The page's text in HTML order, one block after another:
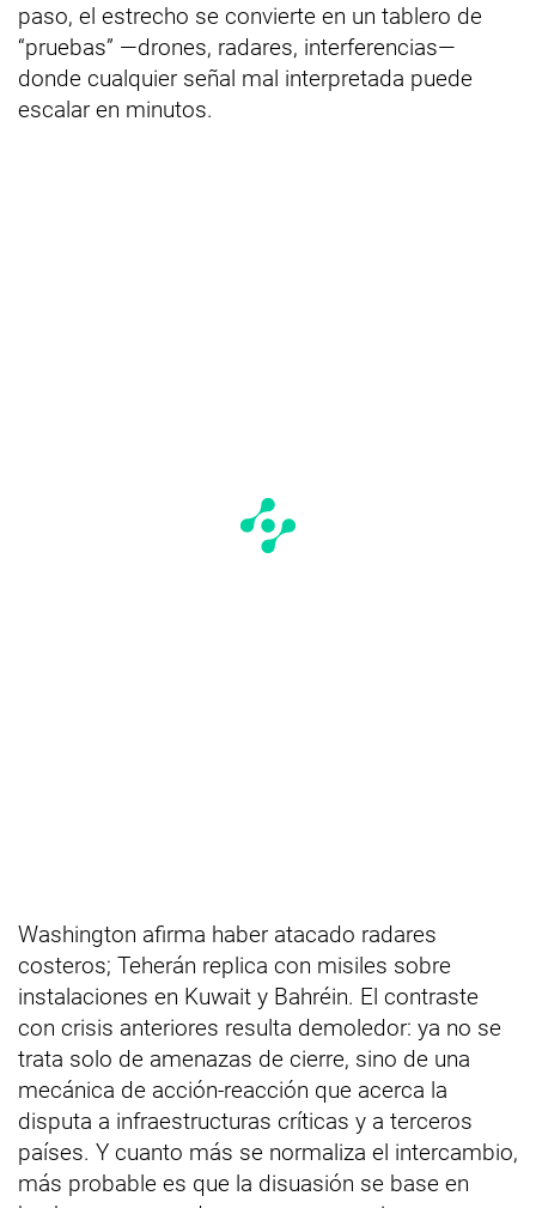
paso, el estrecho se convierte en un tablero de
“pruebas” —drones, radares, interferencias—
donde cualquier señal mal interpretada puede
escalar en minutos.
Washington afirma haber atacado radares
costeros; Teherán replica con misiles sobre
instalaciones en Kuwait y Bahréin. El contraste
con crisis anteriores resulta demoledor: ya no se
trata solo de amenazas de cierre, sino de una
mecánica de acción-reacción que acerca la
disputa a infraestructuras críticas y a terceros
países. Y cuanto más se normaliza el intercambio,
más probable es que la disuasión se base en